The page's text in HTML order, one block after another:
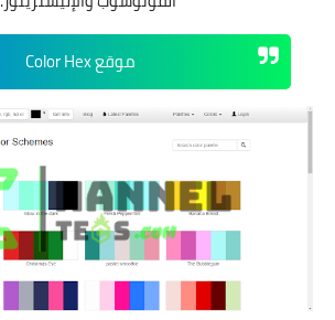
موقع Color Hex